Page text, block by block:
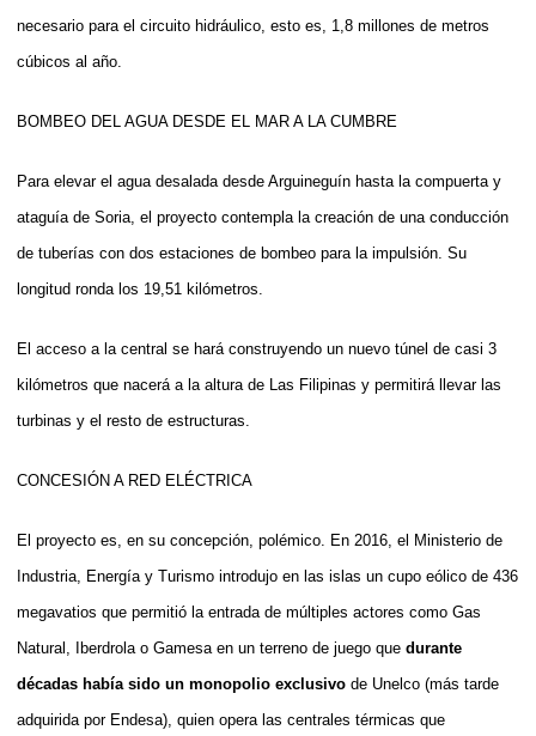
necesario para el circuito hidráulico, esto es, 1,8 millones de metros
cúbicos al año.
BOMBEO DEL AGUA DESDE EL MAR A LA CUMBRE
Para elevar el agua desalada desde Arguineguín hasta la compuerta y
ataguía de Soria, el proyecto contempla la creación de una conducción
de tuberías con dos estaciones de bombeo para la impulsión. Su
longitud ronda los 19,51 kilómetros.
El acceso a la central se hará construyendo un nuevo túnel de casi 3
kilómetros que nacerá a la altura de Las Filipinas y permitirá llevar las
turbinas y el resto de estructuras.
CONCESIÓN A RED ELÉCTRICA
El proyecto es, en su concepción, polémico. En 2016, el Ministerio de
Industria, Energía y Turismo introdujo en las islas un cupo eólico de 436
megavatios que permitió la entrada de múltiples actores como Gas
Natural, Iberdrola o Gamesa en un terreno de juego que durante
décadas había sido un monopolio exclusivo de Unelco (más tarde
adquirida por Endesa), quien opera las centrales térmicas que